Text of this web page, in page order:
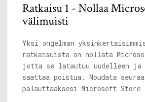
Ratkaisu 1 - Nollaa
välimuisti
Yksi ongelman
ratkaisuista on nollata
jotta se latautuu uudelleen ja
saattaa poistua. Noudata
palauttaaksesi Microsoft